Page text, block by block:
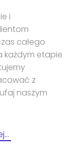
i
całego
każdym etapie
z
naszym